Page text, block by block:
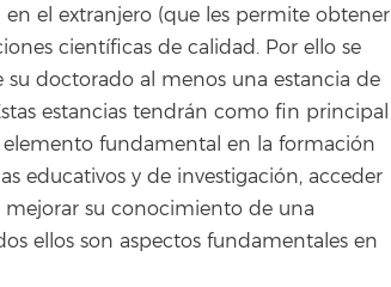
el extranjero (que les permite obtener
científicas de calidad. Por ello se
doctorado al menos una estancia de
estancias tendrán como fin principal
elemento fundamental en la formación
educativos y de investigación, acceder
mejorar su conocimiento de una
ellos son aspectos fundamentales en